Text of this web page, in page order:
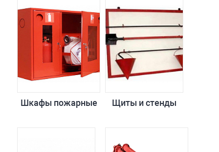
Шкафы пожарные Щиты и стенды